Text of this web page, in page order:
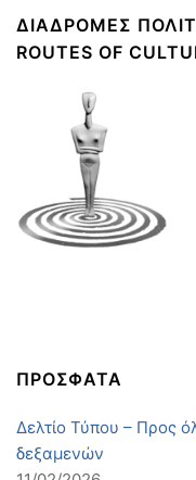
ΔΙΑΔΡΟΜΈΣ
ROUTES OF
ΠΡΟΣΦΑΤΑ
Δελτίο Τύπου – Προς
δεξαμενών